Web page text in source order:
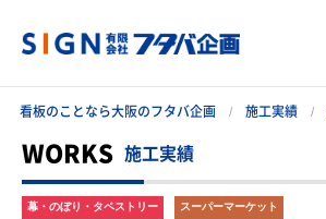
看板のことなら大阪のフタバ企画 施工実績
WORKS 施工実績
幕・のぼり・タペストリー スーパーマーケット